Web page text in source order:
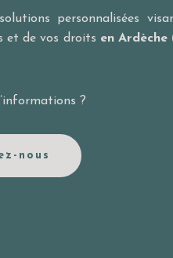
personnalisées
et de vos droits en Ardèche
?
nous